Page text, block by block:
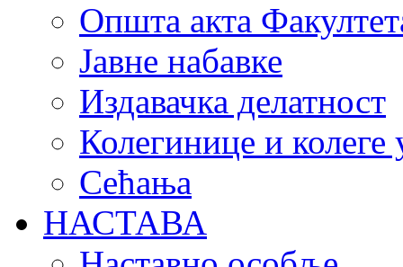
Општа акта
Јавне набавке
Издавачка делатност
Колегинице и колеге
Сећања
НАСТАВА